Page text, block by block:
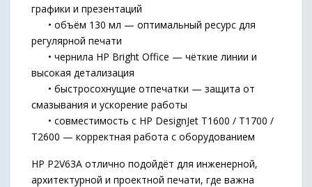
графики и презентаций
• объём 130 мл — оптимальный ресурс для
регулярной печати
• чернила HP Bright Office — чёткие линии и
высокая детализация
• быстросохнущие отпечатки — защита от
смазывания и ускорение работы
• совместимость с HP DesignJet T1600 / T1700 /
T2600 — корректная работа с оборудованием
HP P2V63A отлично подойдёт для инженерной,
архитектурной и проектной печати, где важна